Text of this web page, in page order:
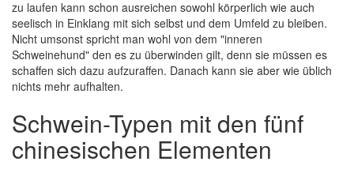
zu laufen kann schon ausreichen sowohl körperlich wie auch
seelisch in Einklang mit sich selbst und dem Umfeld zu bleiben.
Nicht umsonst spricht man wohl von dem "inneren
Schweinehund" den es zu überwinden gilt, denn sie müssen es
schaffen sich dazu aufzuraffen. Danach kann sie aber wie üblich
nichts mehr aufhalten.
Schwein-Typen mit den fünf
chinesischen Elementen